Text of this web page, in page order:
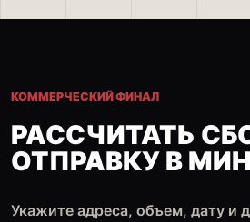
КОММЕРЧЕСКИЙ ФИНАЛ
РАССЧИТАТЬ
ОТПРАВКУ В
Укажите адреса, объем, дату и